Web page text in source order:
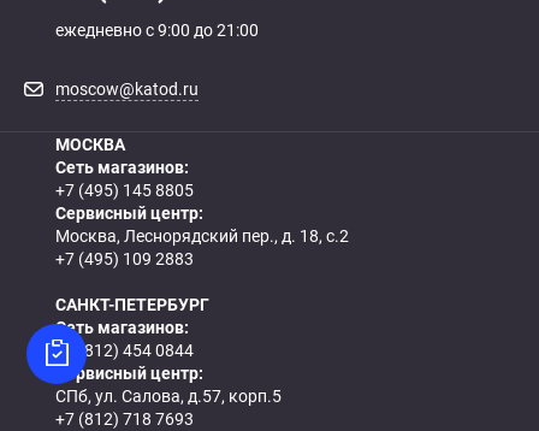
ежедневно с 9:00 до 21:00
moscow@katod.ru
МОСКВА
Сеть магазинов:
+7 (495) 145 8805
Сервисный центр:
Москва, Леснорядский пер., д. 18, с.2
+7 (495) 109 2883
САНКТ-ПЕТЕРБУРГ
Сеть магазинов:
+7 (812) 454 0844
Сервисный центр:
СПб, ул. Салова, д.57, корп.5
+7 (812) 718 7693